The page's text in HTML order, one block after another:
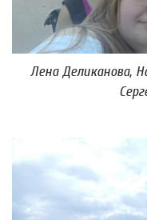
Лена Деликанова,